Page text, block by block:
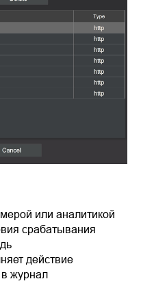
или аналитикой
срабатывания
действие
в журнал